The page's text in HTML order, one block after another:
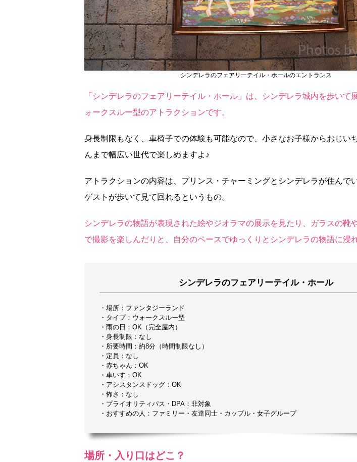
シンデレラのフェアリーテイル・ホールのエントランス
「シンデレラのフェアリーテイル・ホール」は、シンデレラ城内を歩いて
ォークスルー型のアトラクションです。
身長制限もなく、車椅子での体験も可能なので、小さなお子様からおじい
んまで幅広い世代で楽しめますよ♪
アトラクションの内容は、プリンス・チャーミングとシンデレラが住んで
ゲストが歩いて見て回れるというもの。
シンデレラの物語が表現された絵やジオラマの展示を見たり、ガラスの靴
で撮影を楽しんだりと、自分のペースでゆっくりとシンデレラの物語に浸れ
シンデレラのフェアリーテイル・ホール
・場所：ファンタジーランド
・タイプ：ウォークスルー型
・雨の日：OK（完全屋内）
・身長制限：なし
・所要時間：約8分（時間制限なし）
・定員：なし
・赤ちゃん：OK
・車いす：OK
・アシスタンスドッグ：OK
・怖さ：なし
・プライオリティパス・DPA：非対象
・おすすめの人：ファミリー・友達同士・カップル・女子グループ
場所・入り口はどこ？